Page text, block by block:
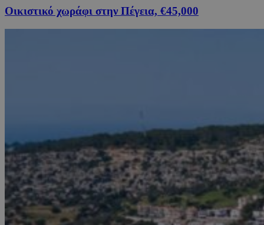
Οικιστικό χωράφι στην Πέγεια, €45,000